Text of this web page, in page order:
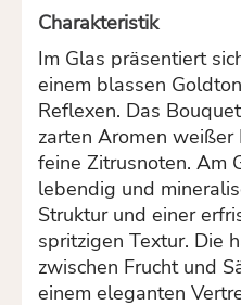
Charakteristik
Im Glas präsentiert
einem blassen
Reflexen. Das
zarten Aromen
feine Zitrusnoten. Am
lebendig und
Struktur und einer
spritzigen Textur. Die
zwischen Frucht und
einem eleganten